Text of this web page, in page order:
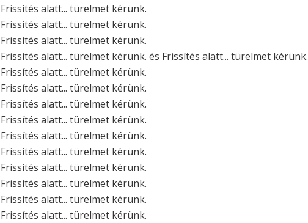
Frissítés alatt... türelmet kérünk.
Frissítés alatt... türelmet kérünk.
Frissítés alatt... türelmet kérünk.
Frissítés alatt... türelmet kérünk. és Frissítés alatt... türelmet kérünk.
Frissítés alatt... türelmet kérünk.
Frissítés alatt... türelmet kérünk.
Frissítés alatt... türelmet kérünk.
Frissítés alatt... türelmet kérünk.
Frissítés alatt... türelmet kérünk.
Frissítés alatt... türelmet kérünk.
Frissítés alatt... türelmet kérünk.
Frissítés alatt... türelmet kérünk.
Frissítés alatt... türelmet kérünk.
Frissítés alatt... türelmet kérünk.